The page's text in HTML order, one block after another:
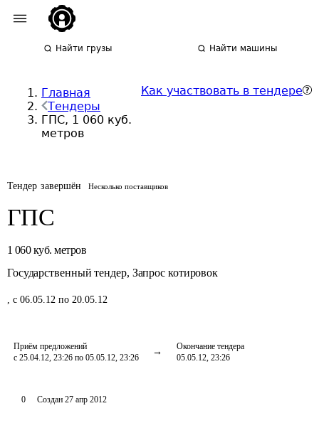
Найти грузы Найти машины
Главная
Тендеры
ГПС, 1 060 куб.
метров
Как участвовать в тендере
Тендер завершён Несколько поставщиков
ГПС
1 060 куб. метров
Государственный тендер, Запрос котировок
, с 06.05.12 по 20.05.12
Приём предложений
с 25.04.12, 23:26 по 05.05.12, 23:26
Окончание тендера
05.05.12, 23:26
0 Создан 27 апр 2012